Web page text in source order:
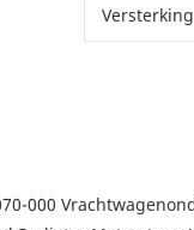
Versterking